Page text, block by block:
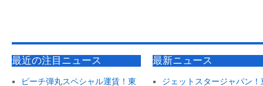
最近の注目ニュース
ピーチ弾丸スペシャル運賃！東
最新ニュース
ジェットスタージャパン！